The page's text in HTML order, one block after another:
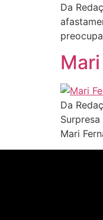
Da
Da
Mari